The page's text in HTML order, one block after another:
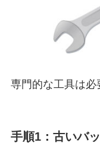
専門的な工具は必
手順1：古いバ